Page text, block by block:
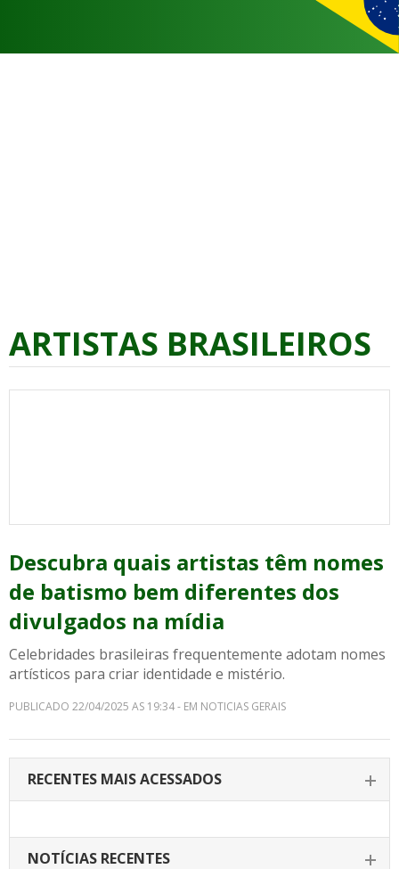
ARTISTAS BRASILEIROS
Descubra quais artistas têm nomes
de batismo bem diferentes dos
divulgados na mídia
Celebridades brasileiras frequentemente adotam nomes
artísticos para criar identidade e mistério.
PUBLICADO 22/04/2025 AS 19:34 - EM NOTICIAS GERAIS
RECENTES MAIS ACESSADOS
NOTÍCIAS RECENTES